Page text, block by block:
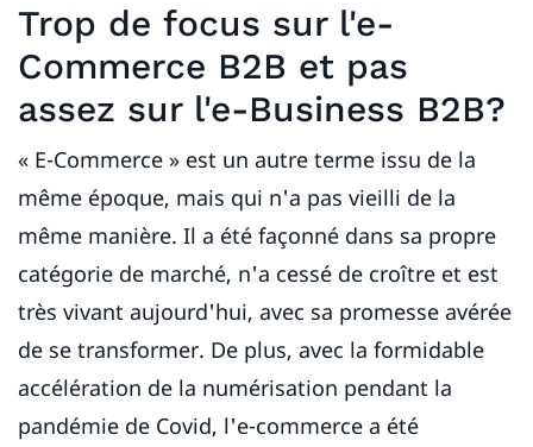
Trop de focus sur l'e-
Commerce B2B et pas
assez sur l'e-Business B2B?
« E-Commerce » est un autre terme issu de la
même époque, mais qui n'a pas vieilli de la
même manière. Il a été façonné dans sa propre
catégorie de marché, n'a cessé de croître et est
très vivant aujourd'hui, avec sa promesse avérée
de se transformer. De plus, avec la formidable
accélération de la numérisation pendant la
pandémie de Covid, l'e-commerce a été